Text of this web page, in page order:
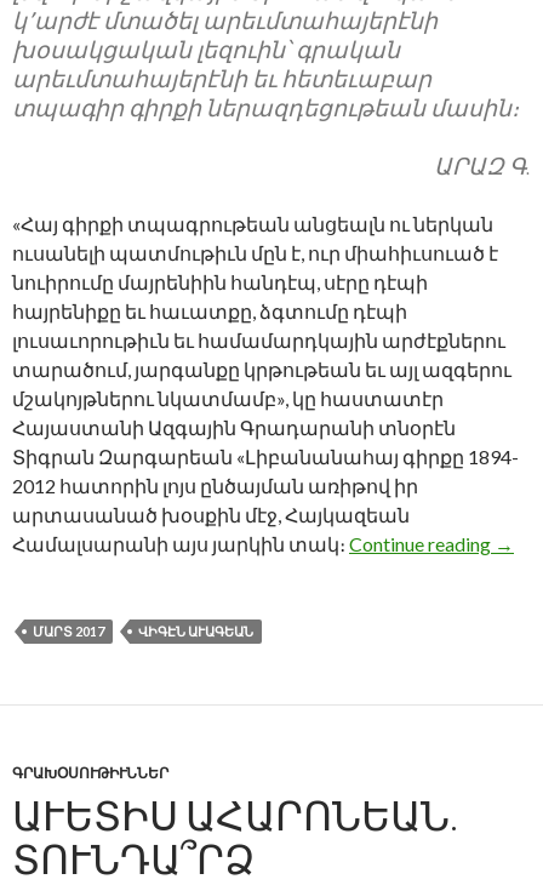
կ՚արժէ մտածել արեւմտահայերէնի
խօսակցական լեզուին՝ գրական
արեւմտահայերէնի եւ հետեւաբար
տպագիր գիրքի ներազդեցութեան մասին։
ԱՐԱԶ Գ.
«Հայ գիրքի տպագրութեան անցեալն ու ներկան
ուսանելի պատմութիւն մըն է, ուր միահիւսուած է
նուիրումը մայրենիին հանդէպ, սէրը դէպի
հայրենիքը եւ հաւատքը, ձգտումը դէպի
լուսաւորութիւն եւ համամարդկային արժէքներու
տարածում, յարգանքը կրթութեան եւ այլ ազգերու
մշակոյթներու նկատմամբ», կը հաստատէր
Հայաստանի Ազգային Գրադարանի տնօրէն
Տիգրան Զարգարեան «Լիբանանահայ գիրքը 1894-
2012 հատորին լոյս ընծայման առիթով իր
արտասանած խօսքին մէջ, Հայկազեան
Համալսարանի այս յարկին տակ։ Continue reading →
ՄԱՐՏ 2017 ՎԻԳԷՆ ԱՒԱԳԵԱՆ
ԳՐԱԽՕՍՈՒԹԻՒՆՆԵՐ
ԱՒԵՏԻՍ ԱՀԱՐՈՆԵԱՆ.
ՏՈՒՆԴԱ՞ՐՁ